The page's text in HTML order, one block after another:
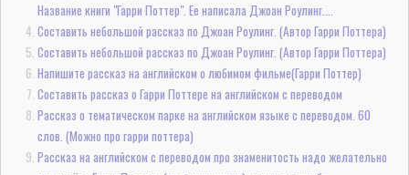
Название книги "Гарри Поттер". Ее написала Джоан Роулинг....
Составить небольшой рассказ по Джоан Роулинг. (Автор Гарри Поттера)
Составить небольшой рассказ по Джоан Роулинг. (Автор Гарри Поттера)
Напишите рассказ на английском о любимом фильме(Гарри Поттер)
Составить рассказ о Гарри Поттере на английском с переводом
Рассказ о тематическом парке на английском языке с переводом. 60
слов. (Можно про гарри поттера)
Рассказ на английском с переводом про знаменитость надо желательно